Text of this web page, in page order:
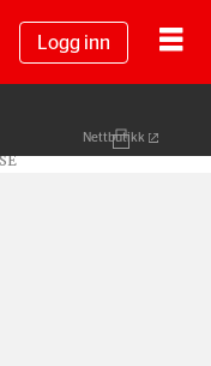
Logg inn
Nettbutikk